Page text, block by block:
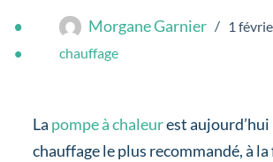
Morgane Garnier
1
chauffage
La pompe à chaleurest aujourd’hui
chauffage le plus recommandé, à